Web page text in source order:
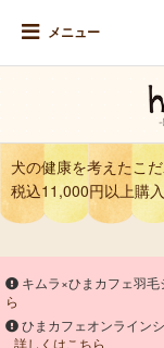
メニュー
犬の健康を考えたこ
税込11,000円以上購
キムラ×ひまカフェ羽
ら
ひまカフェオンライン
詳しくはこちら